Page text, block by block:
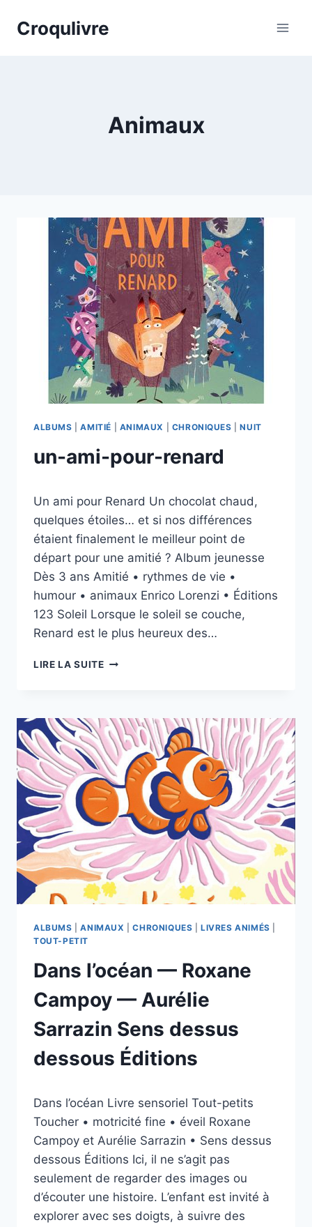
Croqulivre
Animaux
ALBUMS |AMITIÉ ANIMAUX CHRONIQUES |NUIT
un-ami-pour-renard
esther.vernier@gmail.com
Un ami pour Renard Un chocolat chaud,
quelques étoiles… et si nos différences
étaient finalement le meilleur point de
départ pour une amitié ? Album jeunesse
Dès 3 ans Amitié • rythmes de vie •
humour • animaux Enrico Lorenzi • Éditions
123 Soleil Lorsque le soleil se couche,
Renard est le plus heureux des…
LIRE LA SUITEUN-
ALBUMS |ANIMAUX |CHRONIQUES |LIVRES ANIMÉS
TOUT-PETIT
Dans l’océan — Roxane
Campoy — Aurélie
Sarrazin Sens dessus
dessous Éditions
esther.vernier@gmail.com
Dans l’océan Livre sensoriel Tout-petits
Toucher • motricité fine • éveil Roxane
Campoy et Aurélie Sarrazin • Sens dessus
dessous Éditions Ici, il ne s’agit pas
seulement de regarder des images ou
d’écouter une histoire. L’enfant est invité à
explorer avec ses doigts, à suivre des